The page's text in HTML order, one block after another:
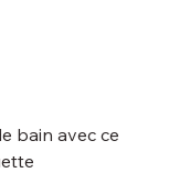
bain avec ce